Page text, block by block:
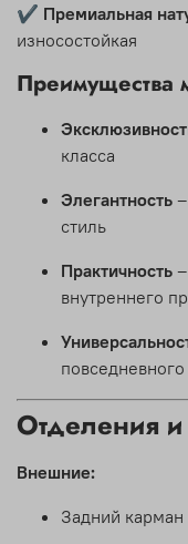
✔ Премиальная
износостойкая
Преимущества
класса
Элегантность
стиль
Практичность
внутреннего
Отделения
Внешние:
Задний